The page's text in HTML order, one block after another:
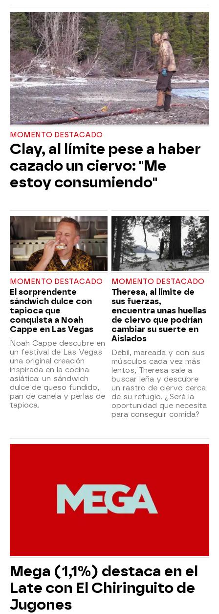
MOMENTO DESTACADO
Clay, al límite pese a haber
cazado un ciervo: "Me
estoy consumiendo"
MOMENTO DESTACADO
El sorprendente
sándwich dulce con
tapioca que
conquista a Noah
Cappe en Las Vegas
Noah Cappe descubre en
un festival de Las Vegas
una original creación
inspirada en la cocina
asiática: un sándwich
dulce de queso fundido,
pan de canela y perlas de
tapioca.
MOMENTO DESTACADO
Theresa, al límite de
sus fuerzas,
encuentra unas huellas
de ciervo que podrían
cambiar su suerte en
Aislados
Débil, mareada y con sus
músculos cada vez más
lentos, Theresa sale a
buscar leña y descubre
un rastro de ciervo cerca
de su refugio. ¿Será la
oportunidad que necesita
para conseguir comida?
Mega (1,1%) destaca en el
Late con El Chiringuito de
Jugones